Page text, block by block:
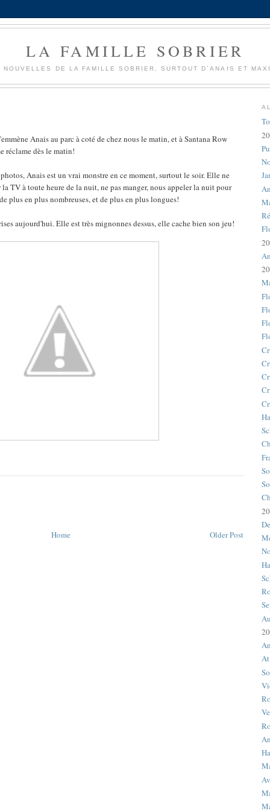
LA FAMILLE SOBRIER
NOUVELLES DE LA FAMILLE SOBRIER, SURTOUT D´ANAIS ET
Anais au parc à coté de chez nous le matin, et à Santana Row
réclame dès le matin!
Anais est un vrai monstre en ce moment, surtout le soir. Elle ne
TV à toute heure de la nuit, ne pas manger, nous appeler la nuit pour
plus en plus nombreuses, et de plus en plus longues!
aujourd'hui. Elle est très mignonnes dessus, elle cache bien son jeu!
Older Post
Home